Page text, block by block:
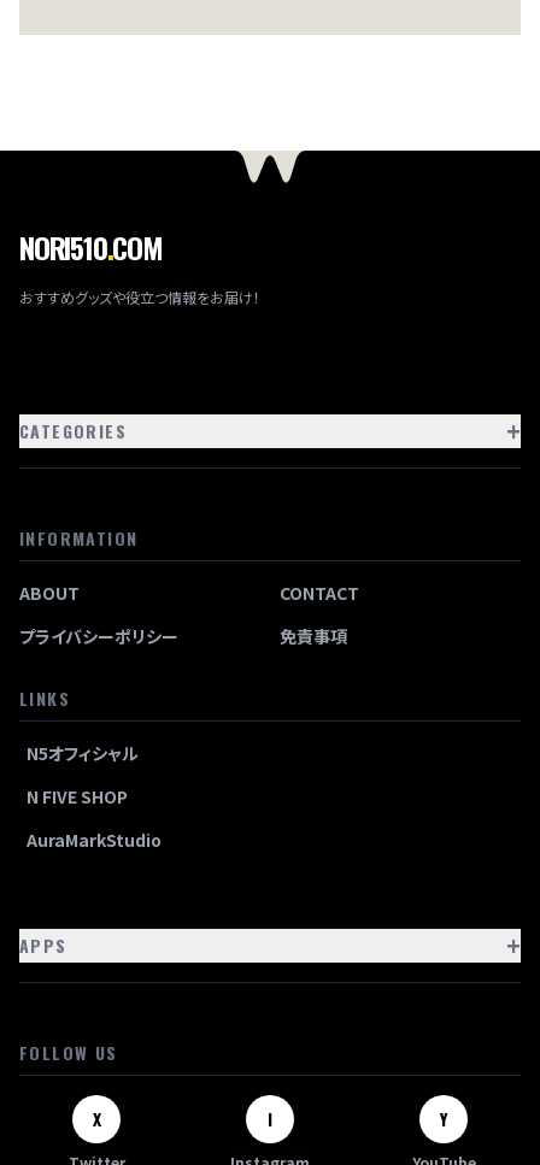
NORI510.COM
おすすめグッズや役立つ情報をお届け！
CATEGORIES +
INFORMATION
ABOUT
CONTACT
プライバシーポリシー
免責事項
LINKS
N5オフィシャル
N FIVE SHOP
AuraMarkStudio
APPS +
FOLLOW US
X I Y